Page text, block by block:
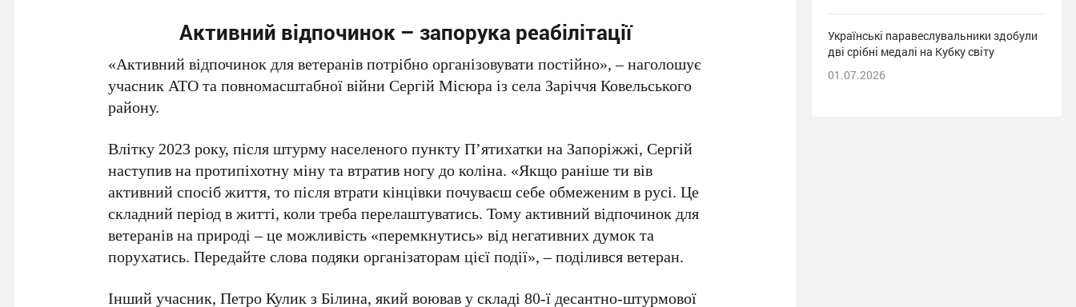
Активний відпочинок – запорука реабілітації
«Активний відпочинок для ветеранів потрібно організовувати постійно», – наголошує
учасник АТО та повномасштабної війни Сергій Місюра із села Заріччя Ковельського
району.
Влітку 2023 року, після штурму населеного пункту П’ятихатки на Запоріжжі, Сергій
наступив на протипіхотну міну та втратив ногу до коліна. «Якщо раніше ти вів
активний спосіб життя, то після втрати кінцівки почуваєш себе обмеженим в русі. Це
складний період в житті, коли треба перелаштуватись. Тому активний відпочинок для
ветеранів на природі – це можливість «перемкнутись» від негативних думок та
порухатись. Передайте слова подяки організаторам цієї події», – поділився ветеран.
Інший учасник, Петро Кулик з Білина, який воював у складі 80-ї десантно-штурмової
Українські паравеслувальники здобули
дві срібні медалі на Кубку світу
01.07.2026